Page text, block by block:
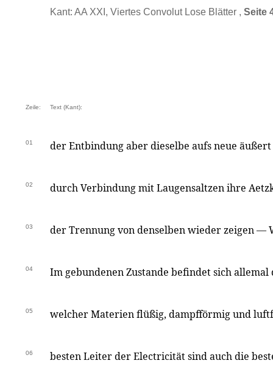
Kant: AA XXI, Viertes Convolut Lose Blätter , Seite
Zeile: Text (Kant):
01 der Entbindung aber dieselbe aufs neue äußert
02 durch Verbindung mit Laugensaltzen ihre
03 der Trennung von denselben wieder zeigen —
04 Im gebundenen Zustande befindet sich
05 welcher Materien flüßig, dampfförmig und
06 besten Leiter der Electricität sind auch die